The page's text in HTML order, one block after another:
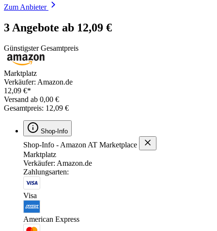
Zum Anbieter
3 Angebote ab 12,09 €
Günstigster Gesamtpreis
Marktplatz
Verkäufer: Amazon.de
12,09 €*
Versand ab 0,00 €
Gesamtpreis: 12,09 €
Shop-Info
Shop-Info - Amazon AT Marketplace
Marktplatz
Verkäufer: Amazon.de
Zahlungsarten:
Visa
American Express